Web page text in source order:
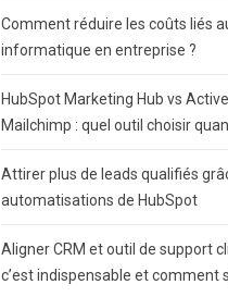
Comment réduire les coûts liés
informatique en entreprise ?
HubSpot Marketing Hub vs
Mailchimp : quel outil choisir
Attirer plus de leads qualifiés
automatisations de HubSpot
Aligner CRM et outil de support
c’est indispensable et comment